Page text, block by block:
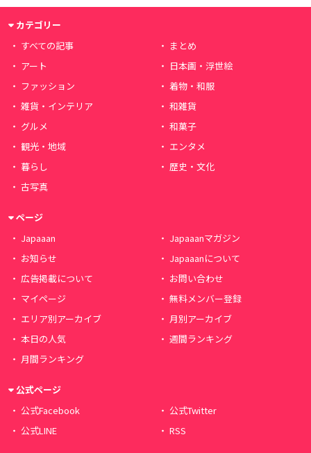
カテゴリー
すべての記事
まとめ
アート
日本画・浮世絵
ファッション
着物・和服
雑貨・インテリア
和雑貨
グルメ
和菓子
観光・地域
エンタメ
暮らし
歴史・文化
古写真
ページ
Japaaan
Japaaanマガジン
お知らせ
Japaaanについて
広告掲載について
お問い合わせ
マイページ
無料メンバー登録
エリア別アーカイブ
月別アーカイブ
本日の人気
週間ランキング
月間ランキング
公式ページ
公式Facebook
公式Twitter
公式LINE
RSS